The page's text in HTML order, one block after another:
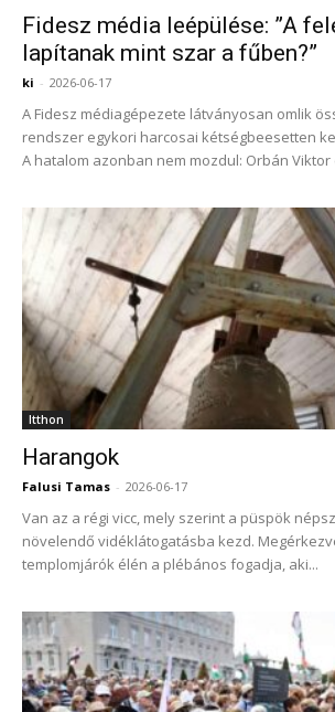
Fidesz média leépülése: ”A
lapítanak mint szar a fűben?”
ki - 2026-06-17
A Fidesz médiagépezete látványosan omlik
rendszer egykori harcosai kétségbeesetten
A hatalom azonban nem mozdul: Orbán Viktor
Itthon
Harangok
Falusi Tamas - 2026-06-17
Van az a régi vicc, mely szerint a püspök
növelendő vidéklátogatásba kezd.
templomjárók élén a plébános fogadja, aki...